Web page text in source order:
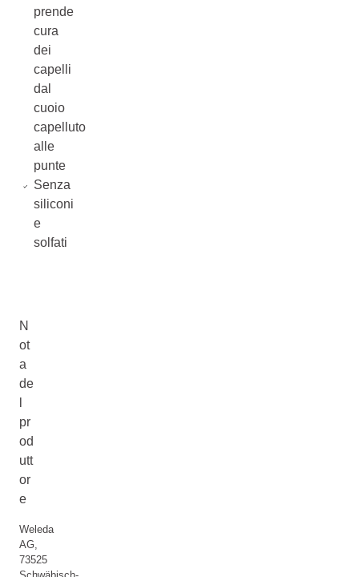
prende
cura
dei
capelli
dal
cuoio
capelluto
alle
punte
Senza
siliconi
e
solfati
N
ot
a
de
pr
od
utt
or
e
Weleda
AG,
73525